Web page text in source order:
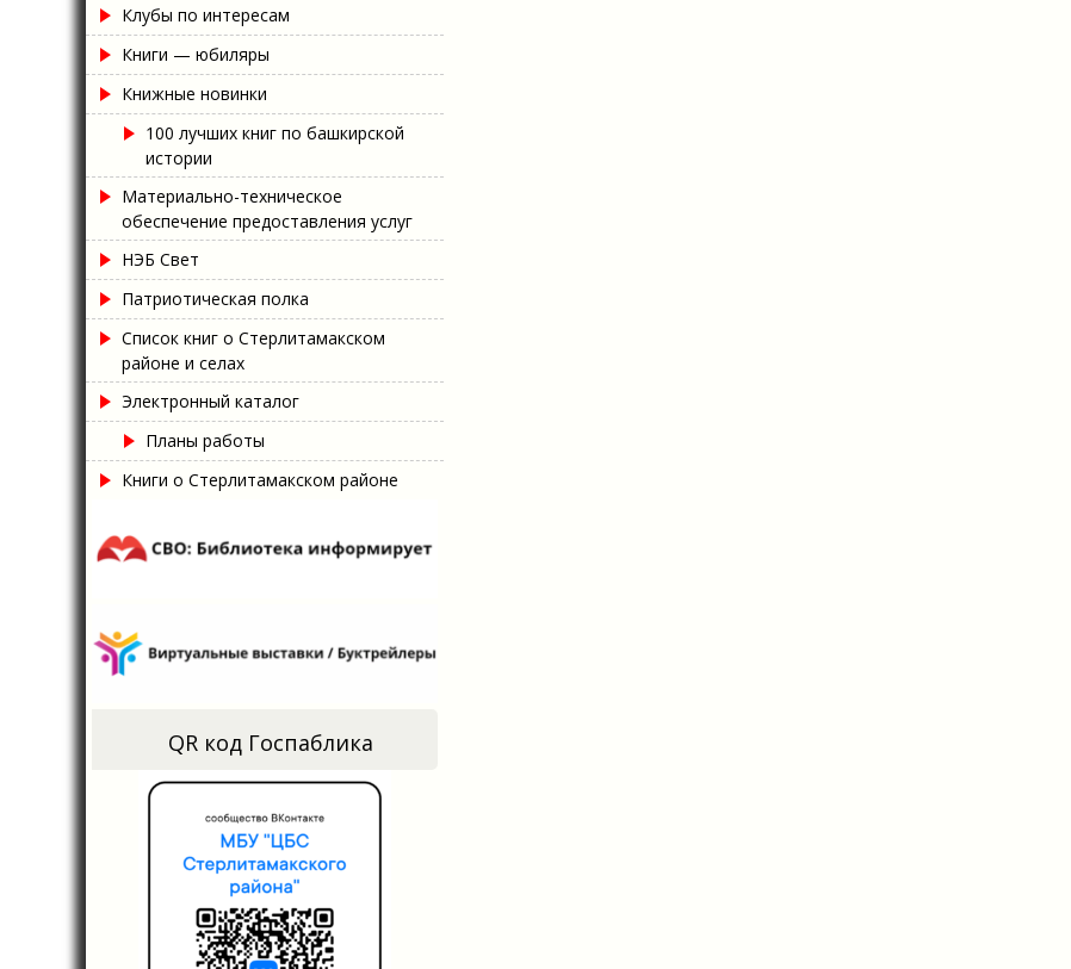
Клубы по интересам
Книги — юбиляры
Книжные новинки
100 лучших книг по башкирской
истории
Материально-техническое
обеспечение предоставления услуг
НЭБ Свет
Патриотическая полка
Список книг о Стерлитамакском
районе и селах
Электронный каталог
Планы работы
Книги о Стерлитамакском районе
QR код Госпаблика